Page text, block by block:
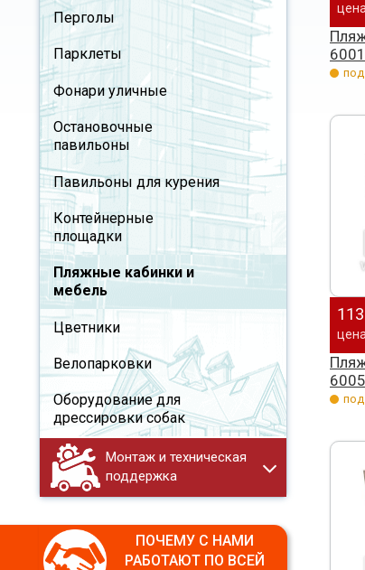
Перголы
Парклеты
Фонари уличные
Остановочные
павильоны
Павильоны для курения
Контейнерные
площадки
Пляжные кабинки и
мебель
Цветники
Велопарковки
Оборудование для
дрессировки собак
Монтаж и техническая
поддержка
ПОЧЕМУ С НАМИ
РАБОТАЮТ ПО ВСЕЙ
6001
под
6005
под